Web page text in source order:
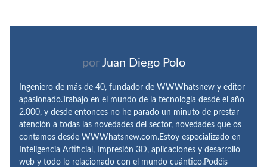
por Juan Diego Polo
Ingeniero de más de 40, fundador de WWWhatsnew y editor
apasionado.Trabajo en el mundo de la tecnología desde el año
2.000, y desde entonces no he parado un minuto de prestar
atención a todas las novedades del sector, novedades que os
contamos desde WWWhatsnew.com.Estoy especializado en
Inteligencia Artificial, Impresión 3D, aplicaciones y desarrollo
web y todo lo relacionado con el mundo cuántico.Podéis